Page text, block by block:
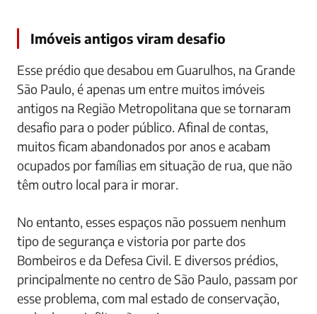
Imóveis antigos viram desafio
Esse prédio que desabou em Guarulhos, na Grande
São Paulo, é apenas um entre muitos imóveis
antigos na Região Metropolitana que se tornaram
desafio para o poder público. Afinal de contas,
muitos ficam abandonados por anos e acabam
ocupados por famílias em situação de rua, que não
têm outro local para ir morar.
No entanto, esses espaços não possuem nenhum
tipo de segurança e vistoria por parte dos
Bombeiros e da Defesa Civil. E diversos prédios,
principalmente no centro de São Paulo, passam por
esse problema, com mal estado de conservação,